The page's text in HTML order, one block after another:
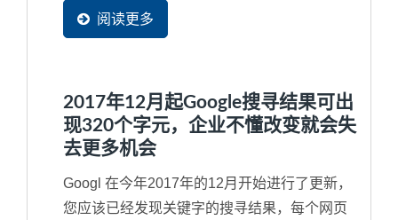
服务每一位潜在买主可以就近取材，立即看到
完整网页内容，加速商机的传递速度。网站导
阅读更多
2017年12月起Google搜寻结果可出
现320个字元，企业不懂改变就会失
去更多机会
Googl 在今年2017年的12月开始进行了更新，
您应该已经发现关键字的搜寻结果，每个网页